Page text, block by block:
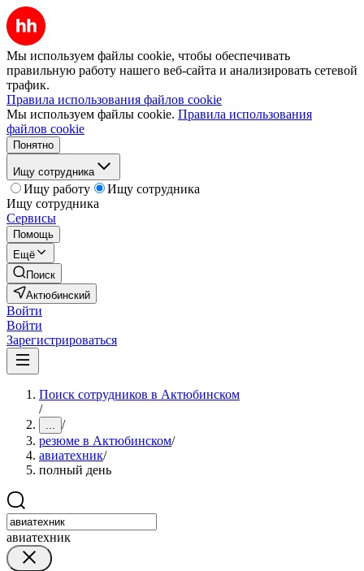
Мы используем файлы cookie, чтобы обеспечивать
правильную работу нашего веб-сайта и анализировать сетевой
трафик.
Правила использования файлов cookie
Мы используем файлы cookie. Правила использования
файлов cookie
Понятно
Ищу сотрудника
Ищу работу
Ищу сотрудника
Ищу сотрудника
Сервисы
Помощь
Ещё
Поиск
Актюбинский
Войти
Войти
Зарегистрироваться
Поиск сотрудников в Актюбинском
/
... /
резюме в Актюбинском/
авиатехник/
полный день
авиатехник